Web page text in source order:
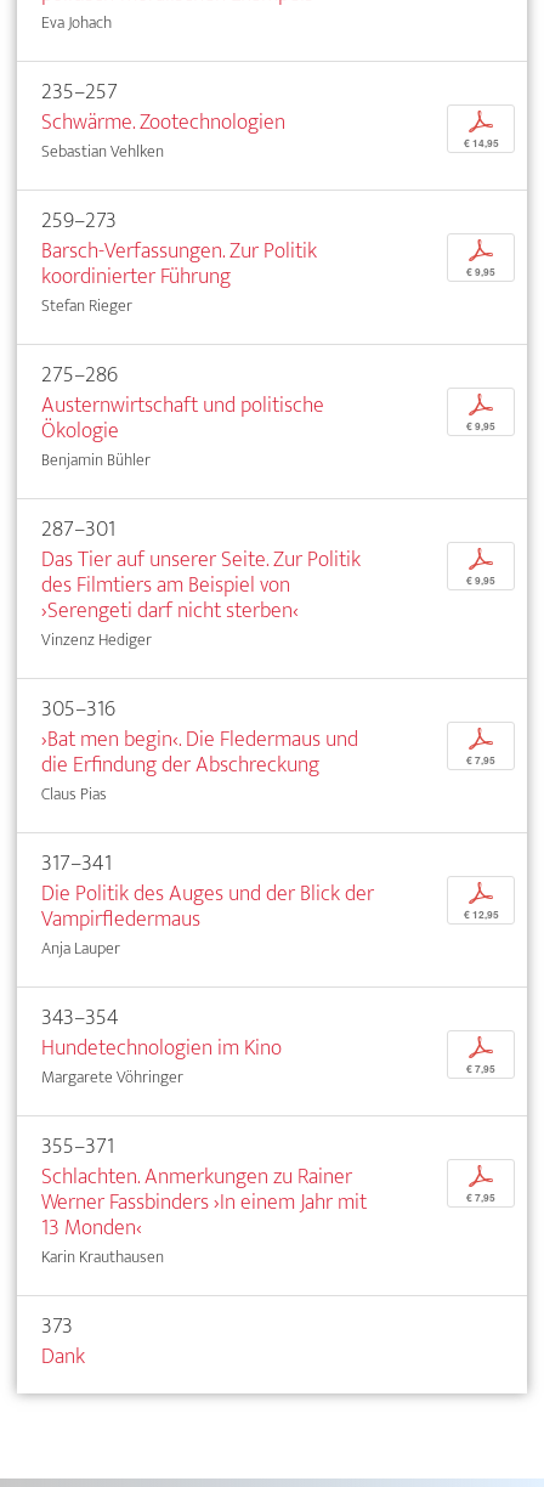
Eva Johach
235–257
Schwärme. Zootechnologien
Sebastian Vehlken
p
€ 14,95
259–273
Barsch-Verfassungen. Zur Politik
koordinierter Führung
Stefan Rieger
p
€ 9,95
275–286
Austernwirtschaft und politische
Ökologie
Benjamin Bühler
p
€ 9,95
287–301
Das Tier auf unserer Seite. Zur Politik
des Filmtiers am Beispiel von
›Serengeti darf nicht sterben‹
Vinzenz Hediger
p
€ 9,95
305–316
›Bat men begin‹. Die Fledermaus und
die Erfindung der Abschreckung
Claus Pias
p
€ 7,95
317–341
Die Politik des Auges und der Blick der
Vampirfledermaus
Anja Lauper
p
€ 12,95
343–354
Hundetechnologien im Kino
Margarete Vöhringer
p
€ 7,95
355–371
Schlachten. Anmerkungen zu Rainer
Werner Fassbinders ›In einem Jahr mit
13 Monden‹
Karin Krauthausen
p
€ 7,95
373
Dank